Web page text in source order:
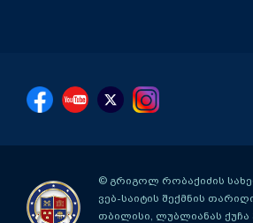
© გრიგოლ რობაქიძის
ვებ-საიტის შექმნის
თბილისი, ლუბლიანას ქუჩა